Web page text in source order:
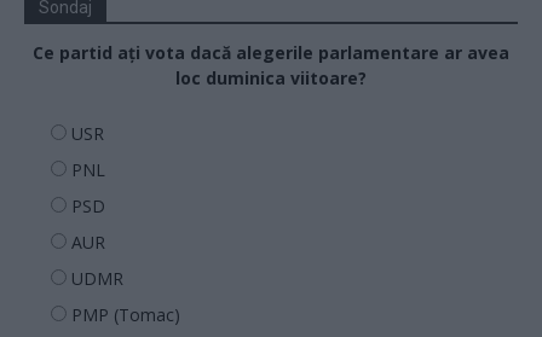
Sondaj
Ce partid ați vota dacă alegerile parlamentare ar avea
loc duminica viitoare?
USR
PNL
PSD
AUR
UDMR
PMP (Tomac)